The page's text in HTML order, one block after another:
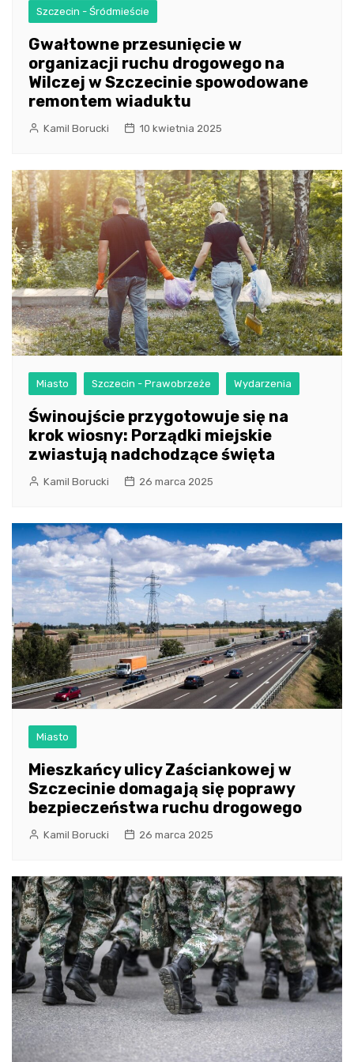
Szczecin - Śródmieście
Gwałtowne przesunięcie w
organizacji ruchu drogowego na
Wilczej w Szczecinie spowodowane
remontem wiaduktu
Kamil Borucki 10 kwietnia 2025
Miasto Szczecin - Prawobrzeże Wydarzenia
Świnoujście przygotowuje się na
krok wiosny: Porządki miejskie
zwiastują nadchodzące święta
Kamil Borucki 26 marca 2025
Miasto
Mieszkańcy ulicy Zaściankowej w
Szczecinie domagają się poprawy
bezpieczeństwa ruchu drogowego
Kamil Borucki 26 marca 2025